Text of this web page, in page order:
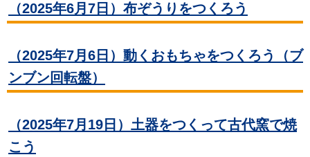
（2025年6月7日）布ぞうりをつくろう
（2025年7月6日）動くおもちゃをつくろう（ブ
ンブン回転盤）
（2025年7月19日）土器をつくって古代窯で焼
こう